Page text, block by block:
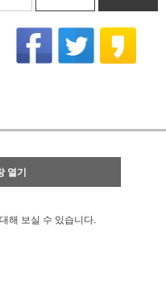
열기
해 보실 수 있습니다.